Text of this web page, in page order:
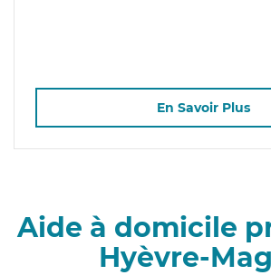
En Savoir Plus
Aide à domicile
Hyèvre-